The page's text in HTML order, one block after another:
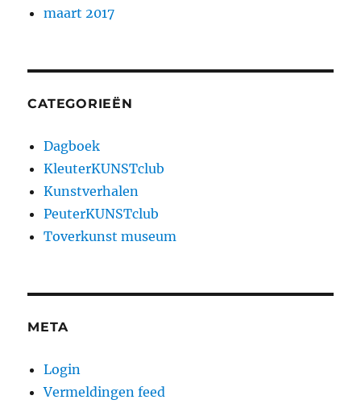
maart 2017
CATEGORIEËN
Dagboek
KleuterKUNSTclub
Kunstverhalen
PeuterKUNSTclub
Toverkunst museum
META
Login
Vermeldingen feed